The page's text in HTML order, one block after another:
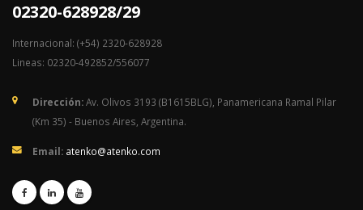
02320-628928/29
Internacional: (+54) 2320-628928
Lineas: 02320-492852/556077
Dirección:Av. Olivos 3193 (B1615BLG), Panamericana Ramal Pilar
(Km 35) - Buenos Aires, Argentina.
Email: atenko@atenko.com